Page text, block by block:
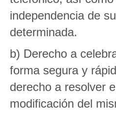
independencia de
determinada.
b) Derecho a
forma segura y
derecho a resolver
modificación del